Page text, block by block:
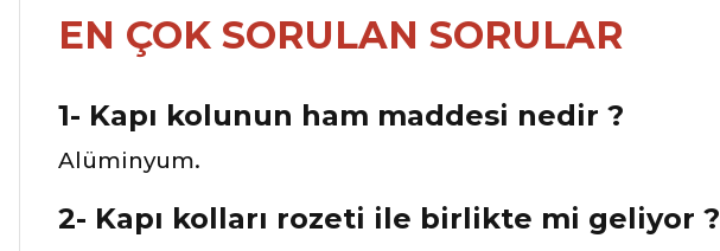
EN ÇOK SORULAN SORULAR
1- Kapı kolunun ham maddesi nedir ?
Alüminyum.
2- Kapı kolları rozeti ile birlikte mi geliyor ?